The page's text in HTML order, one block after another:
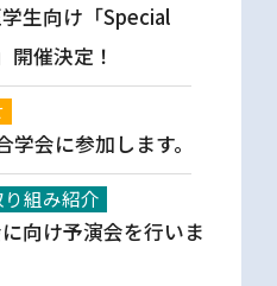
生向け「Special
催決定！
会に参加します。
組み紹介
向け予演会を行いま